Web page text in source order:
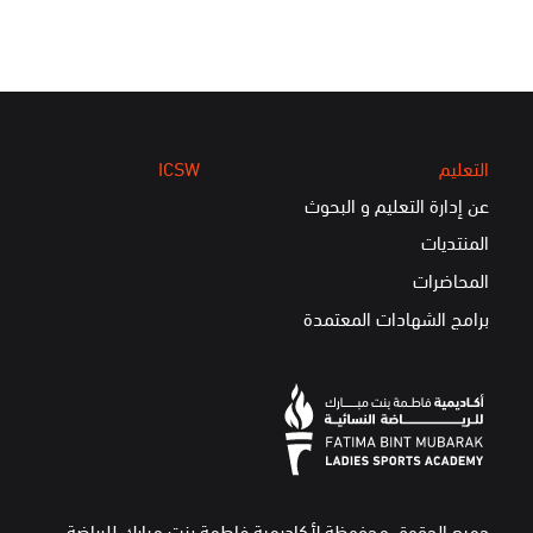
التعليم
عن إدارة التعليم و البحوث
المنتديات
المحاضرات
برامج الشهادات المعتمدة
ICSW